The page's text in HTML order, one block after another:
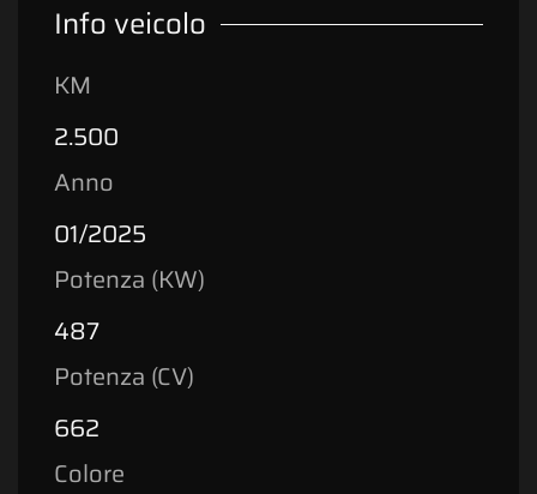
Info veicolo
KM
2.500
Anno
01/2025
Potenza (KW)
487
Potenza (CV)
662
Colore